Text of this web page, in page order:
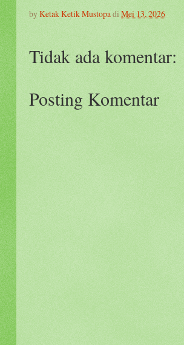
byKetak Ketik MustopadiMei 13, 2026
Tidak ada komentar:
Posting Komentar